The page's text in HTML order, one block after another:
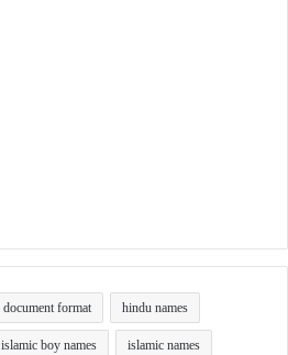
document format hindu names
islamic boy names islamic names